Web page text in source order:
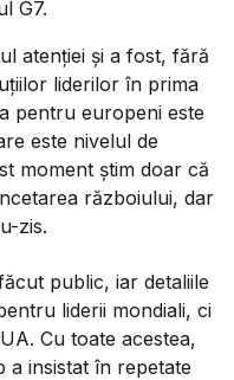
G7.
atenției și a fost, fără
liderilor în prima
pentru europeni este
este nivelul de
moment știm doar că
războiului, dar
zis.
public, iar detaliile
liderii mondiali, ci
Cu toate acestea,
a insistat în repetate